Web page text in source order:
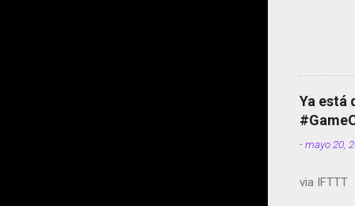
Ya está
-mayo 20,
via IFTTT